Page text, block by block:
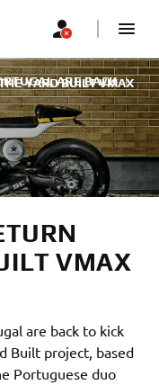
YARD BUILT VMAX
ARE BACK |
VMAX
are back to kick
Built project, based
Portuguese duo